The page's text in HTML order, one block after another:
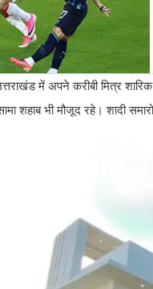
में अपने करीबी मित्र
शहाब भी मौजूद रहे। शादी